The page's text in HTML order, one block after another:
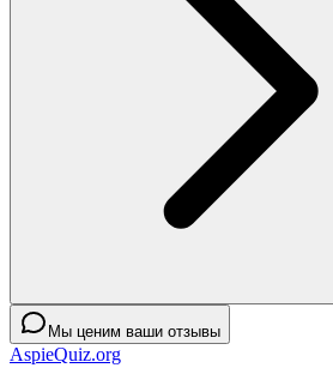
Мы ценим ваши отзывы
AspieQuiz.org